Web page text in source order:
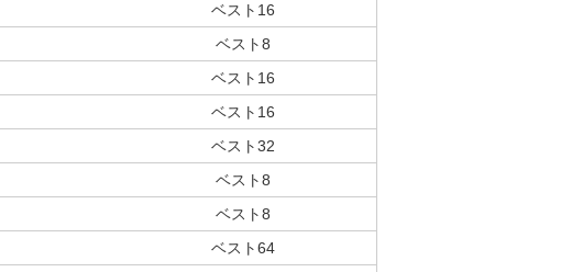
ベスト16
ベスト8
ベスト16
ベスト16
ベスト32
ベスト8
ベスト8
ベスト64